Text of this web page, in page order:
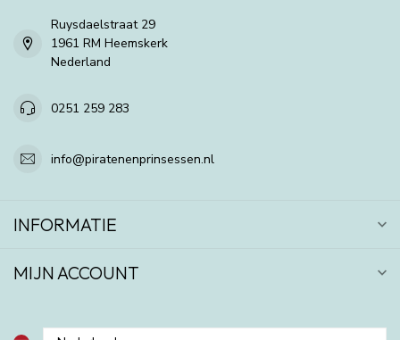
Ruysdaelstraat 29
1961 RM Heemskerk
Nederland
0251 259 283
info@piratenenprinsessen.nl
INFORMATIE
MIJN ACCOUNT